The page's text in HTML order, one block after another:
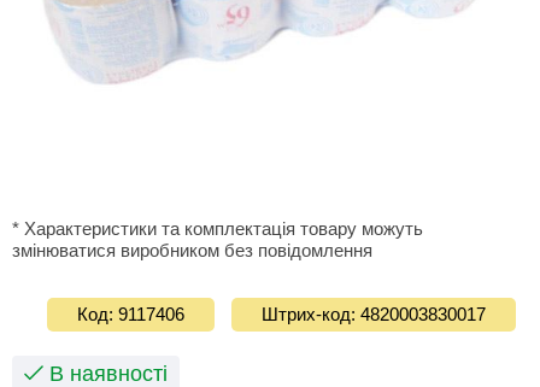
* Характеристики та комплектація товару можуть
змінюватися виробником без повідомлення
Код: 9117406 Штрих-код: 4820003830017
В наявності